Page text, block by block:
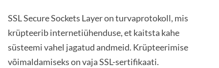
SSL Secure Sockets Layer on turvaprotokoll, mis
krüpteerib internetiühenduse, et kaitsta kahe
süsteemi vahel jagatud andmeid. Krüpteerimise
võimaldamiseks on vaja SSL-sertifikaati.